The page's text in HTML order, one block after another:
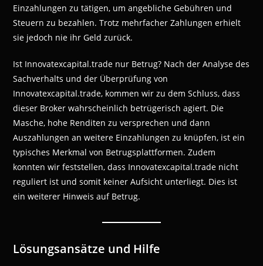
Einzahlungen zu tätigen, um angebliche Gebühren und
Steuern zu bezahlen. Trotz mehrfacher Zahlungen erhielt
sie jedoch nie ihr Geld zurück.
Ist Innovatexcapital.trade nur Betrug? Nach der Analyse des
Sachverhalts und der Überprüfung von
Innovatexcapital.trade, kommen wir zu dem Schluss, dass
dieser Broker wahrscheinlich betrügerisch agiert. Die
Masche, hohe Renditen zu versprechen und dann
Auszahlungen an weitere Einzahlungen zu knüpfen, ist ein
typisches Merkmal von Betrugsplattformen. Zudem
konnten wir feststellen, dass Innovatexcapital.trade nicht
reguliert ist und somit keiner Aufsicht unterliegt. Dies ist
ein weiterer Hinweis auf Betrug.
Lösungsansätze und Hilfe